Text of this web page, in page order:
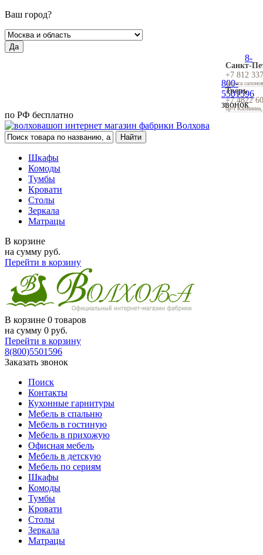
Ваш город?
Да
Санкт-
+7 812
Адреса
Тверь
+7 4822
пр-т
8-
800-
5501596
звонок
по РФ бесплатно
Шкафы
Комоды
Тумбы
Кровати
Столы
Зеркала
Матрацы
В корзине
на сумму руб.
Перейти в корзину
В корзине 0 товаров
на сумму 0 руб.
Перейти в корзину
8(800)5501596
Заказать звонок
Поиск
Контакты
Кухонные гарнитуры
Мебель в спальню
Мебель в гостиную
Мебель в прихожую
Офисная мебель
Мебель в детскую
Мебель по сериям
Шкафы
Комоды
Тумбы
Кровати
Столы
Зеркала
Матрацы